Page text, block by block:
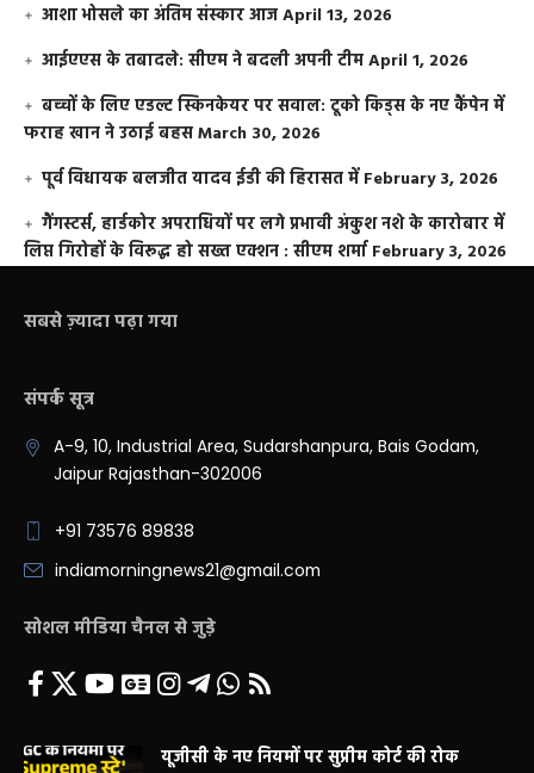
आशा भोसले का अंतिम संस्कार आजApril 13, 2026
आईएएस के तबादले: सीएम ने बदली अपनी टीमApril 1, 2026
बच्चों के लिए एडल्ट स्किनकेयर पर सवाल: टूको किड्स के नए कैंपेन में
फराह खान ने उठाई बहसMarch 30, 2026
पूर्व विधायक बलजीत यादव ईडी की हिरासत में February 3, 2026
गैंगस्टर्स, हार्डकोर अपराधियों पर लगे प्रभावी अंकुश नशे के कारोबार में
लिप्त गिरोहों के विरूद्ध हो सख्त एक्शन : सीएम शर्मा February 3, 2026
सबसे ज़्यादा पढ़ा गया
संपर्क सूत्र
A-9, 10, Industrial Area, Sudarshanpura, Bais Godam,
Jaipur Rajasthan-302006
+91 73576 89838
indiamorningnews21@gmail.com
सोशल मीडिया चैनल से जुड़े
यूजीसी के नए नियमों पर सुप्रीम कोर्ट की रोक